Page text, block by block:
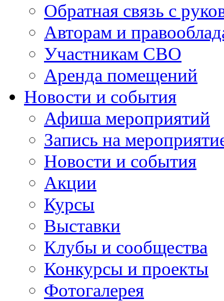
Обратная связь с
Авторам и
Участникам СВО
Аренда помещений
Новости и события
Афиша мероприятий
Запись на
Новости и события
Акции
Курсы
Выставки
Клубы и сообщества
Конкурсы и проекты
Фотогалерея